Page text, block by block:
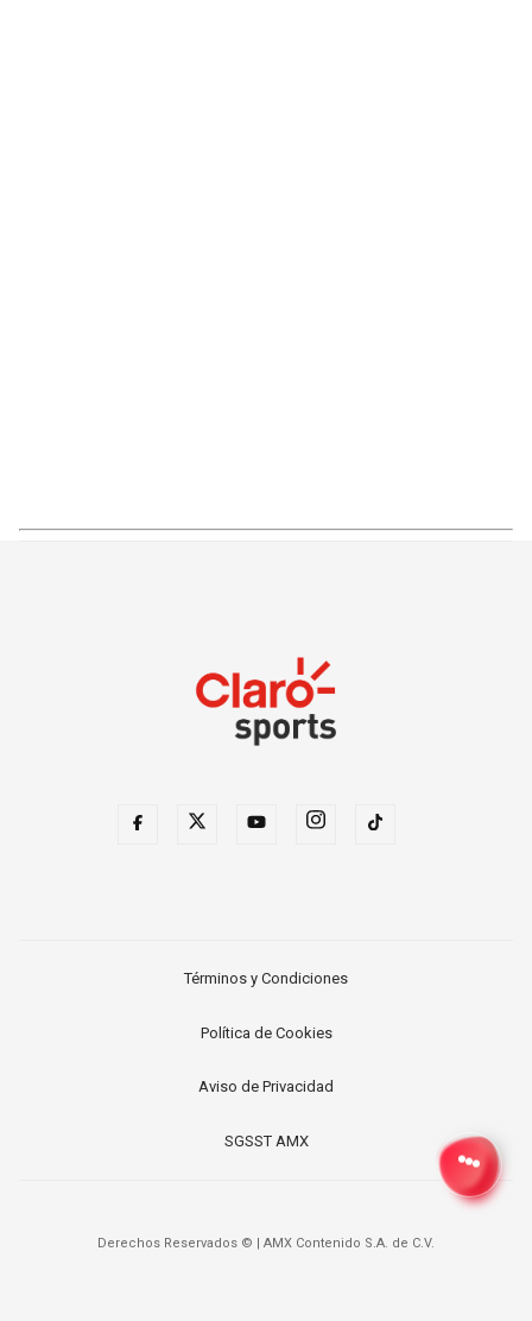
Términos y Condiciones
Política de Cookies
Aviso de Privacidad
SGSST AMX
Derechos Reservados © AMX Contenido S.A. de C.V.